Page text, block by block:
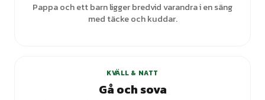
Pappa och ett barn ligger bredvid varandra i en säng
med täcke och kuddar.
KVÄLL & NATT
Gå och sova